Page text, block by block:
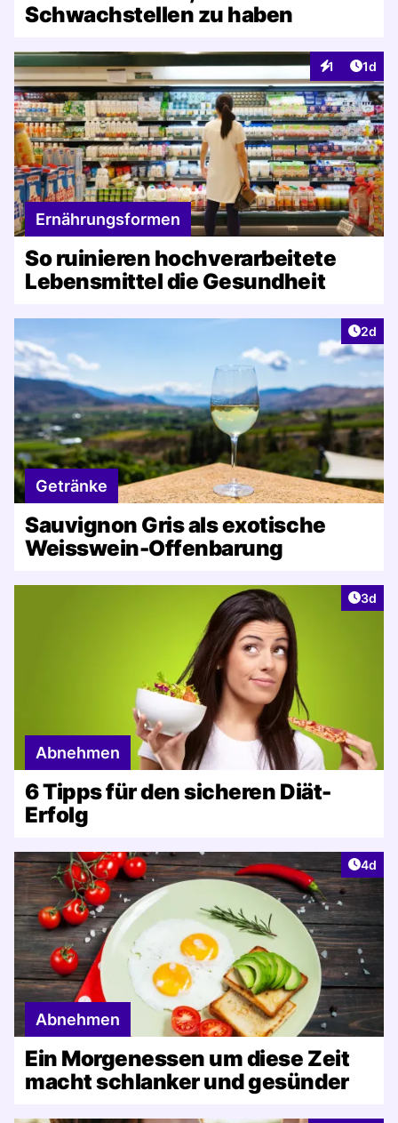
Schwachstellen zu haben
1
Interaktionen
1d
Ernährungsformen
So ruinieren hochverarbeitete
Lebensmittel die Gesundheit
2d
Getränke
Sauvignon Gris als exotische
Weisswein-Offenbarung
3d
Abnehmen
6 Tipps für den sicheren Diät-
Erfolg
4d
Abnehmen
Ein Morgenessen um diese Zeit
macht schlanker und gesünder